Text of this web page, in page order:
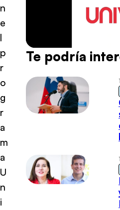
n
e
l
p
r
o
g
r
a
m
a
U
n
i
Te podría